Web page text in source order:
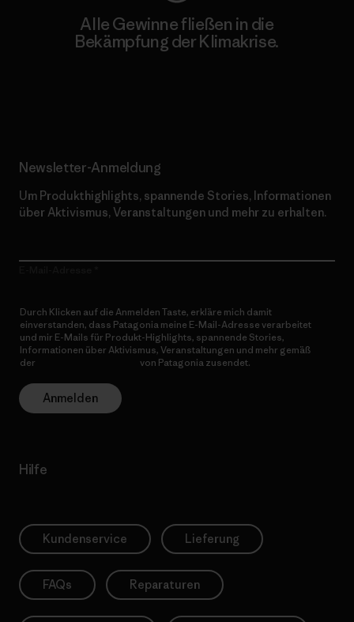
Alle Gewinne fließen in die
Bekämpfung der Klimakrise.
Newsletter-Anmeldung
Um Produkthighlights, spannende Stories, Informationen
über Aktivismus, Veranstaltungen und mehr zu erhalten.
Durch Klicken auf die Anmelden Taste, erkläre mich damit
einverstanden, dass Patagonia meine E-Mail-Adresse verarbeitet
und mir E-Mails für Produkt-Highlights, spannende Stories,
Informationen über Aktivismus, Veranstaltungen und mehr gemäß
der
von Patagonia zusendet.
Anmelden
Hilfe
Kundenservice Lieferung
FAQs Reparaturen